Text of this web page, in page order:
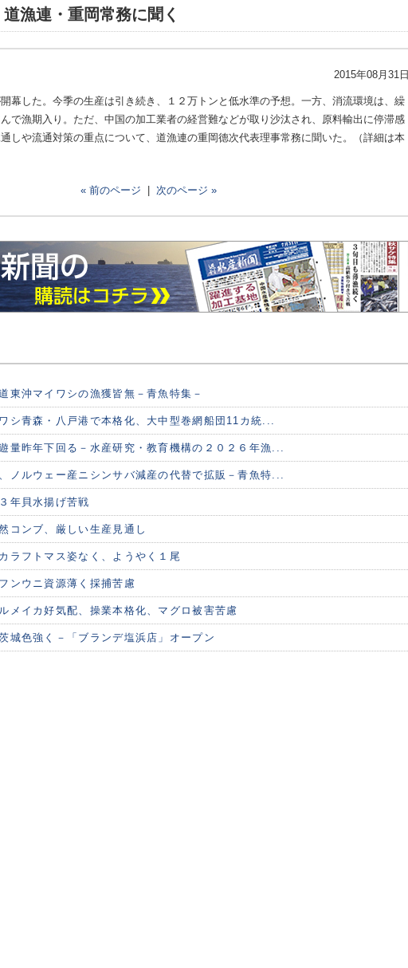
漁連・重岡常務に聞く
2015年08月31日
幕した。今季の生産は引き続き、１２万トンと低水準の予想。一方、消流環境は、繰
で漁期入り。ただ、中国の加工業者の経営難などが取り沙汰され、原料輸出に停滞感
しや流通対策の重点について、道漁連の重岡德次代表理事常務に聞いた。（詳細は本
« 前のページ 次のページ »
東沖マイワシの漁獲皆無－青魚特集－
シ青森・八戸港で本格化、大中型巻網船団11カ統...
量昨年下回る－水産研究・教育機構の２０２６年漁...
ノルウェー産ニシンサバ減産の代替で拡販－青魚特...
年貝水揚げ苦戦
コンブ、厳しい生産見通し
ラフトマス姿なく、ようやく１尾
ンウニ資源薄く採捕苦慮
メイカ好気配、操業本格化、マグロ被害苦慮
城色強く－「ブランデ塩浜店」オープン